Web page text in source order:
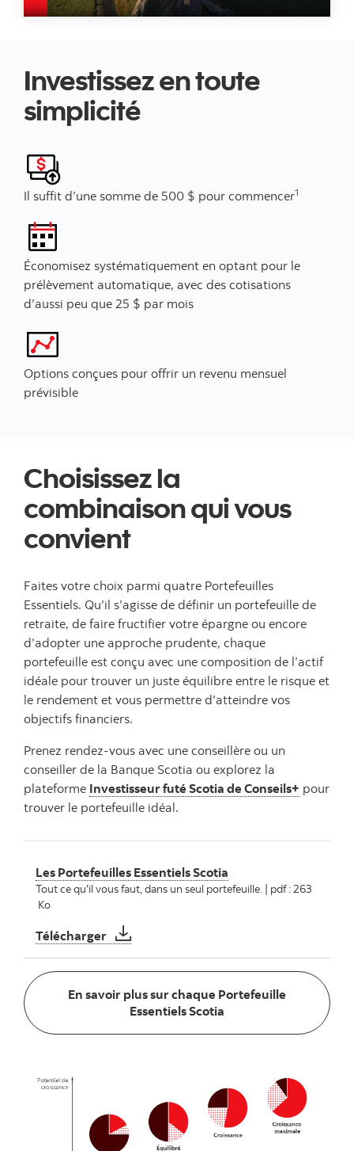
Investissez en toute
simplicité
Il suffit d’une somme de 500 $ pour commencer1
Économisez systématiquement en optant pour le
prélèvement automatique, avec des cotisations
d’aussi peu que 25 $ par mois
Options conçues pour offrir un revenu mensuel
prévisible
Choisissez la
combinaison qui vous
convient
Faites votre choix parmi quatre Portefeuilles
Essentiels. Qu’il s’agisse de définir un portefeuille de
retraite, de faire fructifier votre épargne ou encore
d’adopter une approche prudente, chaque
portefeuille est conçu avec une composition de l’actif
idéale pour trouver un juste équilibre entre le risque et
le rendement et vous permettre d’atteindre vos
objectifs financiers.
Prenez rendez-vous avec une conseillère ou un
conseiller de la Banque Scotia ou explorez la
plateforme Investisseur futé Scotia de Conseils+ pour
trouver le portefeuille idéal.
Les Portefeuilles Essentiels Scotia
Tout ce qu’il vous faut, dans un seul portefeuille. | pdf : 263
Ko
Télécharger Les Portefeuilles Essentiels Scotia
En savoir plus sur chaque Portefeuille
Essentiels Scotia En savoir plus sur